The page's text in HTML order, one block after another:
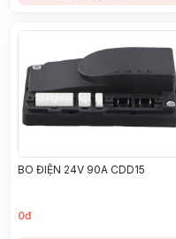
BO ĐIỆN 24V 90A CDD15
0đ